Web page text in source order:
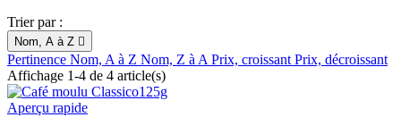
Trier par :
Nom, A à Z 
Pertinence Nom, A à Z Nom, Z à A Prix, croissant Prix, décroissant
Affichage 1-4 de 4 article(s)
Aperçu rapide